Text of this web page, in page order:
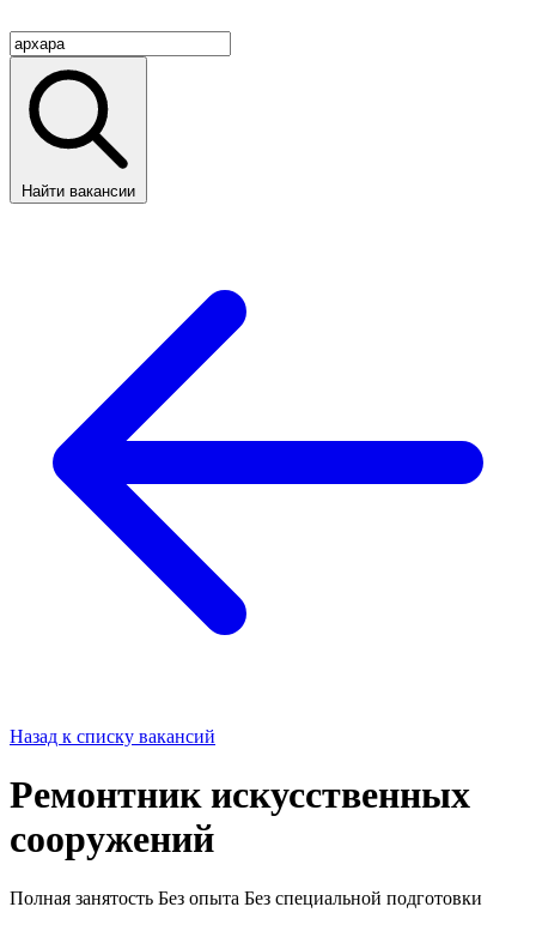
Найти вакансии
Назад к списку вакансий
Ремонтник искусственных
сооружений
Полная занятость Без опыта Без специальной подготовки